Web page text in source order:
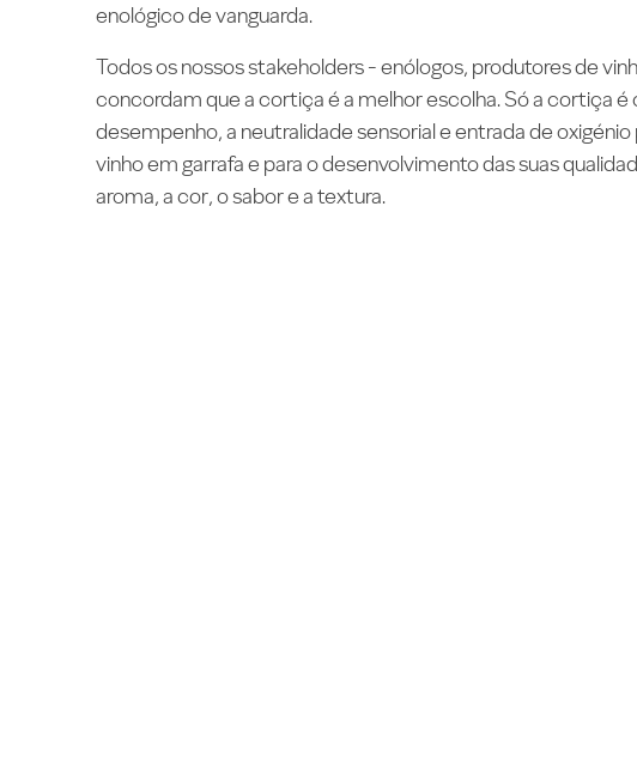
enológico de vanguarda.
Todos os nossos stakeholders - enólogos, produtores de
concordam que a cortiça é a melhor escolha. Só a cortiça é
desempenho, a neutralidade sensorial e entrada de
vinho em garrafa e para o desenvolvimento das suas
aroma, a cor, o sabor e a textura.